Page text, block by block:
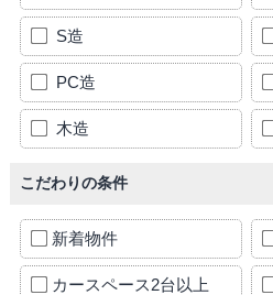
S造
PC造
木造
こだわりの条件
新着物件
カースペース2台以上